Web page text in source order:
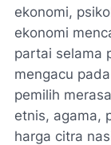
ekonomi,
ekonomi
partai selama
mengacu
pemilih
etnis, agama,
harga citra